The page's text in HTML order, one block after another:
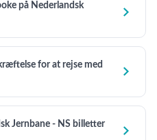
på Nederlandsk

for at rejse med

Jernbane - NS billetter
